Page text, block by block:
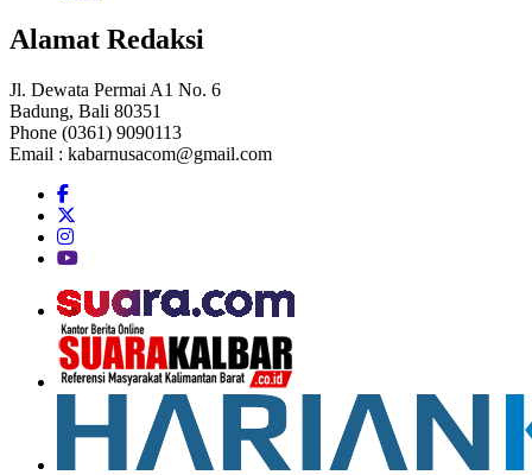
Alamat Redaksi
Jl. Dewata Permai A1 No. 6
Badung, Bali 80351
Phone (0361) 9090113
Email : kabarnusacom@gmail.com